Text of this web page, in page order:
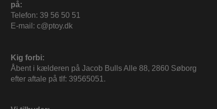
på:
Telefon: 39 56 50 51
E-mail: c@ptoy.dk
Kig forbi:
Åbent i kælderen på Jacob Bulls Alle 88, 2860 Søborg
efter aftale på tlf: 39565051.